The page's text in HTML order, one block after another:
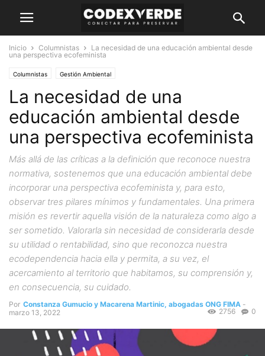
Inicio Columnistas
La necesidad de una educación ambiental desde
una perspectiva ecofeminista
Columnistas Gestión Ambiental
La necesidad de una
educación ambiental desde
una perspectiva ecofeminista
Más allá de las críticas a la definición que reconoce nuestra
normativa, sostenemos que una educación ambiental debe
incorporar una perspectiva ecofeminista y, para esto,
observar tres pilares mínimos y fundamentales. Una primera
misión es revertir aquella visión de la naturaleza como algo a
ser sometido. Valorarla sin necesidad de considerarla desde
su utilidad o rentabilidad, sino que reconozca nuestra
ecodependencia hacia ella y permita, a su vez, el
acercamiento al territorio que habitamos, su comprensión y,
en consecuencia, su cuidado.
Por Constanza Gumucio y Macarena Martinic, abogadas ONG FIMA -
marzo 13, 2022
0
2756